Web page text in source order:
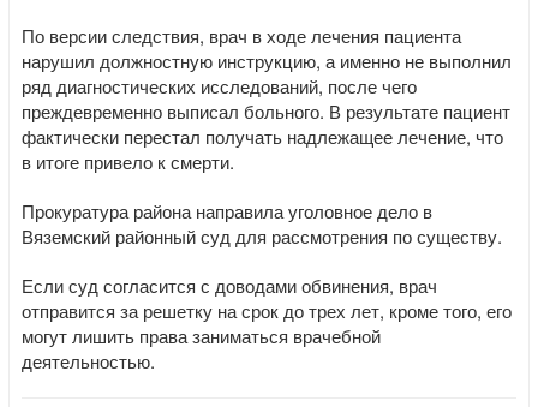
По версии следствия, врач в ходе лечения пациента
нарушил должностную инструкцию, а именно не выполнил
ряд диагностических исследований, после чего
преждевременно выписал больного. В результате пациент
фактически перестал получать надлежащее лечение, что
в итоге привело к смерти.
Прокуратура района направила уголовное дело в
Вяземский районный суд для рассмотрения по существу.
Если суд согласится с доводами обвинения, врач
отправится за решетку на срок до трех лет, кроме того, его
могут лишить права заниматься врачебной
деятельностью.